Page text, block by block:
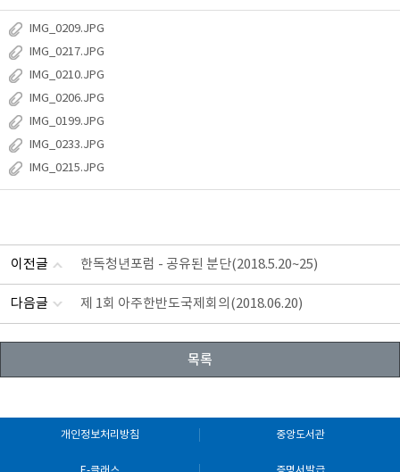
IMG_0209.JPG
IMG_0217.JPG
IMG_0210.JPG
IMG_0206.JPG
IMG_0199.JPG
IMG_0233.JPG
IMG_0215.JPG
이전글 한독청년포럼 - 공유된 분단(2018.5.20~25)
다음글 제 1회 아주한반도국제회의(2018.06.20)
목록
개인정보처리방침 중앙도서관